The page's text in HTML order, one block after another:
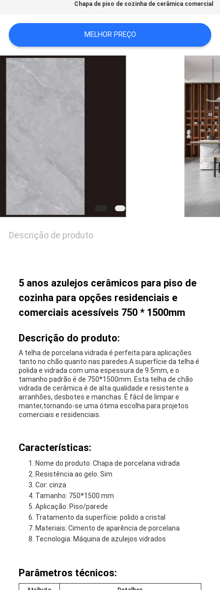
DO
SITE
POLÍTICA
PRIVACIDADE
Chapa de piso de cozinha de cerâmica comercial
MELHOR PREÇO
Descrição de produto
5 anos azulejos cerâmicos para piso de
cozinha para opções residenciais e
comerciais acessíveis 750 * 1500mm
Descrição do produto:
A telha de porcelana vidrada é perfeita para aplicações
tanto no chão quanto nas paredes.A superfície da telha é
polida e vidrada com uma espessura de 9.5mm, e o
tamanho padrão é de 750*1500mm. Esta telha de chão
vidrada de cerâmica é de alta qualidade e resistente a
arranhões, desbotes e manchas. É fácil de limpar e
manter,tornando-se uma ótima escolha para projetos
comerciais e residenciais.
Características:
Nome do produto: Chapa de porcelana vidrada
Resistência ao gelo: Sim
Cor: cinza
Tamanho: 750*1500 mm
Aplicação: Piso/parede
Tratamento da superfície: polido a cristal
Materiais: Cimento de aparência de porcelana
Tecnologia: Máquina de azulejos vidrados
Parâmetros técnicos: